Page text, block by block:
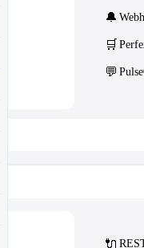
🔔
🛒
💬
🔌